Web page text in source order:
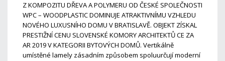
Z KOMPOZITU DŘEVA A POLYMERU OD ČESKÉ SPOLEČNOSTI
WPC – WOODPLASTIC DOMINUJE ATRAKTIVNÍMU VZHLEDU
NOVÉHO LUXUSNÍHO DOMU V BRATISLAVĚ. OBJEKT ZÍSKAL
PRESTIŽNÍ CENU SLOVENSKÉ KOMORY ARCHITEKTŮ CE ZA
AR 2019 V KATEGORII BYTOVÝCH DOMŮ. Vertikálně
umístěné lamely zásadním způsobem spoluurčují moderní